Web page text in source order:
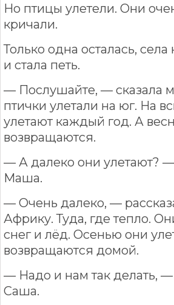
Но птицы улетели. Они
кричали.
Только одна осталась,
и стала петь.
— Послушайте, — сказала
птички улетали на юг. На
улетают каждый год. А
возвращаются.
— А далеко они улетают?
Маша.
— Очень далеко, —
Африку. Туда, где тепло.
снег и лёд. Осенью они
возвращаются домой.
— Надо и нам так делать,
Саша.